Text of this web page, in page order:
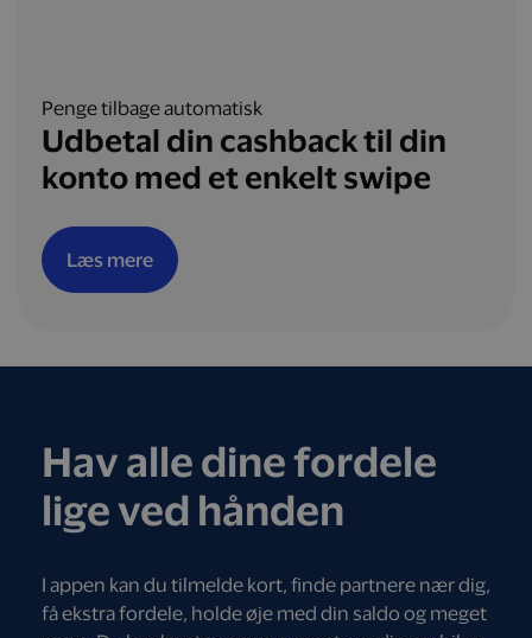
Penge tilbage automatisk
Udbetal din cashback til din
konto med et enkelt swipe
Læs mere
Hav alle dine fordele
lige ved hånden
I appen kan du tilmelde kort, finde partnere nær dig,
få ekstra fordele, holde øje med din saldo og meget